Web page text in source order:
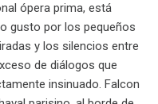
ópera prima, está
gusto por los pequeños
y los silencios entre
de diálogos que
insinuado. Falcon